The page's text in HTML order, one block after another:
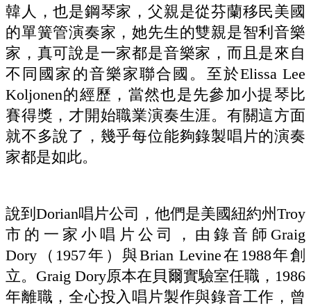
韓人，也是鋼琴家，父親是從芬蘭移民美國
的單簧管演奏家，她先生的雙親是智利音樂
家，真可說是一家都是音樂家，而且是來自
不同國家的音樂家聯合國。至於Elissa Lee
Koljonen的經歷，當然也是先參加小提琴比
賽得獎，才開始職業演奏生涯。有關這方面
就不多說了，幾乎每位能夠錄製唱片的演奏
家都是如此。
說到Dorian唱片公司，他們是美國紐約州Troy
市的一家小唱片公司，由錄音師Graig
Dory（1957年）與Brian Levine在1988年創
立。Graig Dory原本在貝爾實驗室任職，1986
年離職，全心投入唱片製作與錄音工作，曾